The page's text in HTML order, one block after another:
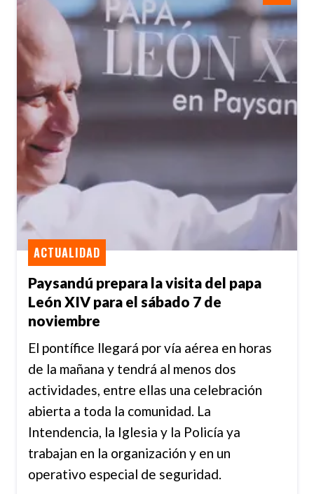
Paysandú prepara la visita del papa
León XIV para el sábado 7 de
noviembre
ACTUALIDAD
El pontífice llegará por vía aérea en horas
de la mañana y tendrá al menos dos
actividades, entre ellas una celebración
abierta a toda la comunidad. La
Intendencia, la Iglesia y la Policía ya
trabajan en la organización y en un
operativo especial de seguridad.